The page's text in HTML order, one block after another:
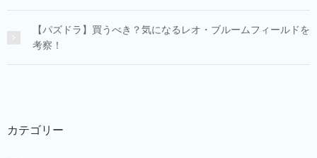
【パズドラ】買うべき？気になるレオ・ブルームフィールドを
考察！
カテゴリー